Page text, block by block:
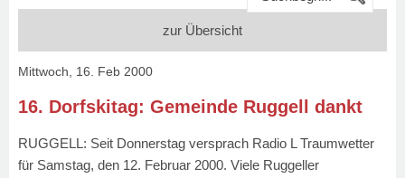
zur Übersicht
Mittwoch, 16. Feb 2000
16. Dorfskitag: Gemeinde Ruggell dankt
RUGGELL: Seit Donnerstag versprach Radio L Traumwetter
für Samstag, den 12. Februar 2000. Viele Ruggeller